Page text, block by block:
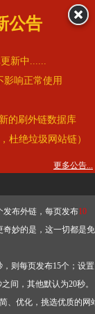
链只是一个简便而集成
，那您可以使用超级外
发布外链，到友情链接
链，它是动态的链接，
，最终使搜索引擎收录带
发布外链，每页发布10
妙的是，这一切都是免
，则每页发布15个；设置
间，其他默认为20秒
、优化，挑选优质的网
，
查看展示页面
公告
新中......
影响正常使用
的刷外链数据库
杜绝垃圾网站链）
更多公告...